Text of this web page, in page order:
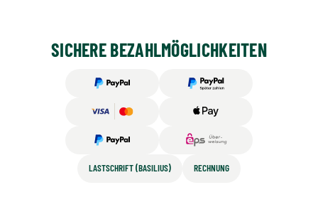
SICHERE BEZAHLMÖGLICHKEITEN
LASTSCHRIFT (BASILIUS) RECHNUNG